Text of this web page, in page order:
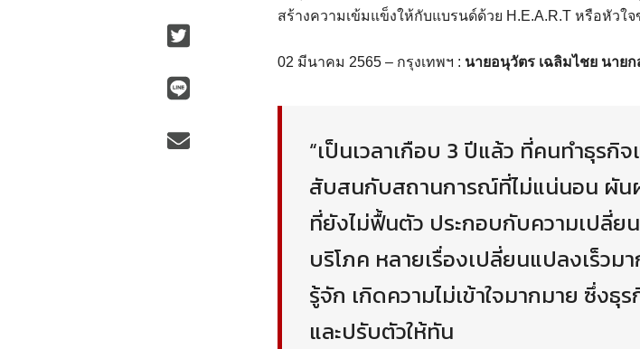
สร้างความเข้มแข็งให้กับแบรนด์ด้วย H.E.A.R.T หรือหัวใ
02 มีนาคม 2565 – กรุงเทพฯ : นายอนุวัตร เฉลิมไชย นาย
“เป็นเวลาเกือบ 3 ปีแล้ว ที่คนทำธุรกิ
สับสนกับสถานการณ์ที่ไม่แน่นอน ผัน
ที่ยังไม่ฟื้นตัว ประกอบกับความเปลี่ย
บริโภค หลายเรื่องเปลี่ยนแปลงเร็วม
รู้จัก เกิดความไม่เข้าใจมากมาย ซึ่ง
และปรับตัวให้ทัน